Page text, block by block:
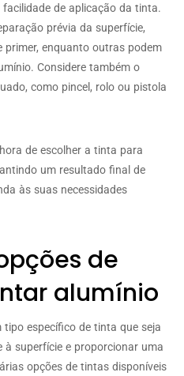
de aplicação da tinta.
prévia da superfície,
enquanto outras podem
Considere também o
como pincel, rolo ou pistola
de escolher a tinta para
um resultado final de
às suas necessidades
de
alumínio
específico de tinta que seja
à superfície e proporcionar uma
opções de tintas disponíveis